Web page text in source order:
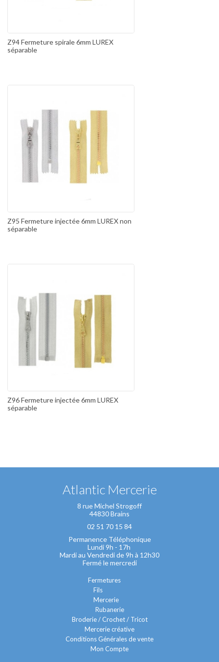
Z94 Fermeture spirale 6mm LUREX
séparable
Z95 Fermeture injectée 6mm LUREX non
séparable
Z96 Fermeture injectée 6mm LUREX
séparable
Atlantic Mercerie
8 rue Michel Strogoff
44830 Brains
02 51 70 15 84
Permanence Téléphonique
Lundi 9h - 17h
Mardi au Vendredi de 9h à 12h30
Fermé le mercredi
Fermetures
Fils
Mercerie
Rubanerie
Broderie / Crochet / Tricot
Mercerie créative
Conditions Générales de vente
Mon Compte